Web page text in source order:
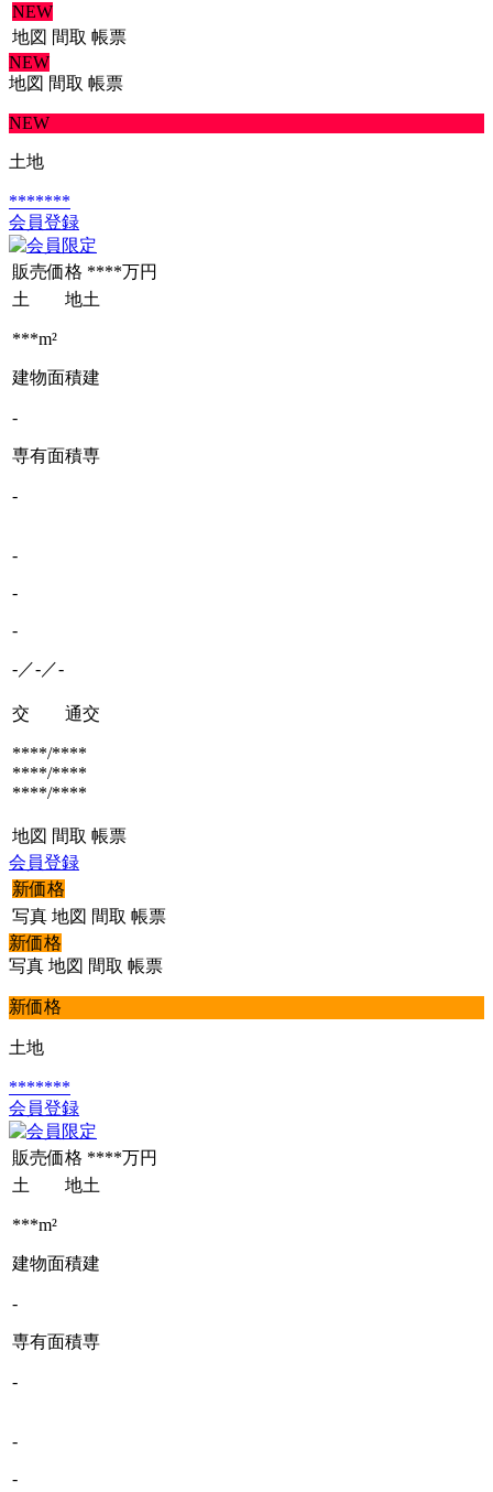
NEW
地図 間取 帳票
NEW
地図 間取 帳票
NEW
土地
*******
会員登録
販売価格 ****万円
土 地土
***m²
建物面積建
-
専有面積専
-
-
-
-
-／-／-
交 通交
****/****
****/****
****/****
地図 間取 帳票
会員登録
新価格
写真 地図 間取 帳票
新価格
写真 地図 間取 帳票
新価格
土地
*******
会員登録
販売価格 ****万円
土 地土
***m²
建物面積建
-
専有面積専
-
-
-